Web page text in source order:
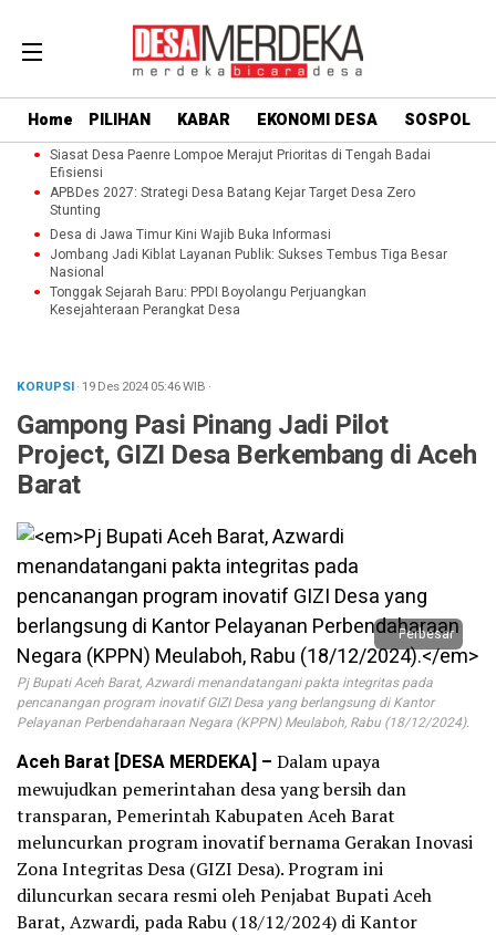
Home PILIHAN KABAR EKONOMI DESA SOSPOL
Siasat Desa Paenre Lompoe Merajut Prioritas di Tengah Badai
Efisiensi
APBDes 2027: Strategi Desa Batang Kejar Target Desa Zero
Stunting
Desa di Jawa Timur Kini Wajib Buka Informasi
Jombang Jadi Kiblat Layanan Publik: Sukses Tembus Tiga Besar
Nasional
Tonggak Sejarah Baru: PPDI Boyolangu Perjuangkan
Kesejahteraan Perangkat Desa
KORUPSI· 19 Des 202405:46WIB ·
Gampong Pasi Pinang Jadi Pilot
Project, GIZI Desa Berkembang di Aceh
Barat
Perbesar
Pj Bupati Aceh Barat, Azwardi menandatangani pakta integritas pada
pencanangan program inovatif GIZI Desa yang berlangsung di Kantor
Pelayanan Perbendaharaan Negara (KPPN) Meulaboh, Rabu (18/12/2024).
Aceh Barat [DESA MERDEKA] – Dalam upaya
mewujudkan pemerintahan desa yang bersih dan
transparan, Pemerintah Kabupaten Aceh Barat
meluncurkan program inovatif bernama Gerakan Inovasi
Zona Integritas Desa (GIZI Desa). Program ini
diluncurkan secara resmi oleh Penjabat Bupati Aceh
Barat, Azwardi, pada Rabu (18/12/2024) di Kantor